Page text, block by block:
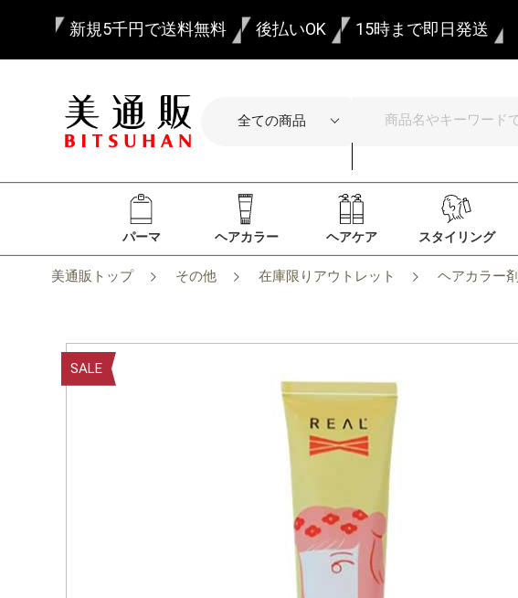
新規5千円で送料無料 後払いOK 15時まで即日発送
パーマ ヘアカラー ヘアケア スタイリング
美通販トップ その他 在庫限りアウトレット ヘアカラー剤
SALE